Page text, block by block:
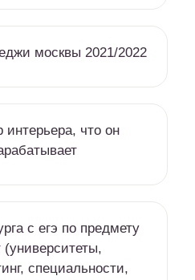
москвы 2021/2022
интерьера, что он
c егэ по предмету
специальности,